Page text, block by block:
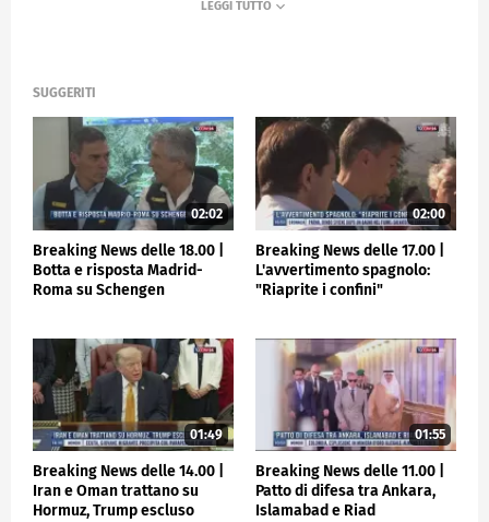
SUGGERITI
02:02
Breaking News delle 18.00 |
Botta e risposta Madrid-
Roma su Schengen
02:00
Breaking News delle 17.00 |
L'avvertimento spagnolo:
"Riaprite i confini"
01:49
Breaking News delle 14.00 |
Iran e Oman trattano su
Hormuz, Trump escluso
01:55
Breaking News delle 11.00 |
Patto di difesa tra Ankara,
Islamabad e Riad